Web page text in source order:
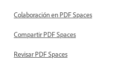
Colaboración en PDF Spaces
Compartir PDF Spaces
Revisar PDF Spaces